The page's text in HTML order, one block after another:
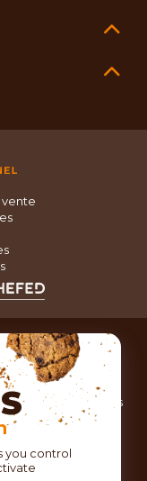
vente
concocter de
grand chef ?
nous vous
issus des meilleures
de pâtisserie,
de cuisine,
sein de nos 21
you control